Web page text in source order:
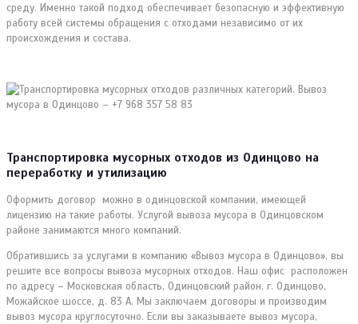
среду. Именно такой подход обеспечивает безопасную и эффективную
работу всей системы обращения с отходами независимо от их
происхождения и состава.
Транспортировка мусорных отходов из Одинцово на
переработку и утилизацию
Оформить договор можно в одинцовской компании, имеющей
лицензию на такие работы. Услугой вывоза мусора в Одинцовском
районе занимаются много компаний.
Обратившись за услугами в компанию «Вывоз мусора в Одинцово», вы
решите все вопросы вывоза мусорных отходов. Наш офис расположен
по адресу – Московская область, Одинцовский район, г. Одинцово,
Можайское шоссе, д. 83 А. Мы заключаем договоры и производим
вывоз мусора круглосуточно. Если вы заказываете вывоз мусора,